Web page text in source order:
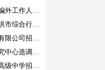
2025年西南林业大学招聘编外工作人员公告（三）
2025年10月西双版纳州景洪市综合行政执法局招聘人员公告
2025年云南弘基建设工程有限公司招聘公告
2025年昭通市改革发展研究中心选调工作人员职业素质测评通告
2025年昭通市绥江县职业高级中学招聘编外紧缺临聘数学教师公告